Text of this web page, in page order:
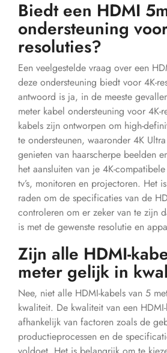
Biedt een HDMI
ondersteuning
resoluties?
Een veelgestelde vraag over een
deze ondersteuning biedt voor 4K-
antwoord is ja, in de meeste
meter kabel ondersteuning voor 4K-
kabels zijn ontworpen om high-
te ondersteunen, waaronder 4K
genieten van haarscherpe beelden
het aansluiten van je 4K-
tv’s, monitoren en projectoren. Het
raden om de specificaties van de
controleren om er zeker van te zijn
is met de gewenste resolutie en
Zijn alle HDMI-
meter gelijk in
Nee, niet alle HDMI-kabels van 5
kwaliteit. De kwaliteit van een
afhankelijk van factoren zoals de
productieprocessen en de